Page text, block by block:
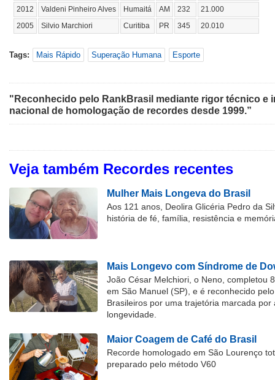
2012
Valdeni Pinheiro Alves Humaitá AM 232
21.000
2005
Silvio Marchiori Curitiba PR 345 20.010
Tags: Mais Rápido Superação Humana Esporte
"Reconhecido pelo RankBrasil mediante rigor técnico e
nacional de homologação de recordes desde 1999.”
Veja também Recordes recentes
Mulher Mais Longeva do Brasil
Aos 121 anos, Deolira Glicéria Pedro da
história de fé, família, resistência e
Mais Longevo com Síndrome de
João César Melchiori, o Neno, completou
em São Manuel (SP), e é reconhecido
Brasileiros por uma trajetória marcada por
longevidade.
Maior Coagem de Café do Brasil
Recorde homologado em São Lourenço
preparado pelo método V60